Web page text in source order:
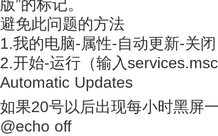
版”的标记。
避免此问题的方法
1.我的电脑-属性-自动更新-关
2.开始-运行（输入
Automatic Updates
如果20号以后出现每小时黑屏
@echo off